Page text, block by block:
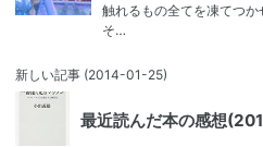
触れるもの全てを凍てつか
そ…
新しい記事 (2014-01-25)
最近読んだ本の感想